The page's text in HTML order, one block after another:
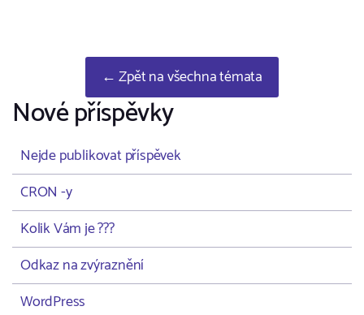
← Zpět na všechna témata
Nové příspěvky
Nejde publikovat příspěvek
CRON -y
Kolik Vám je ???
Odkaz na zvýraznění
WordPress